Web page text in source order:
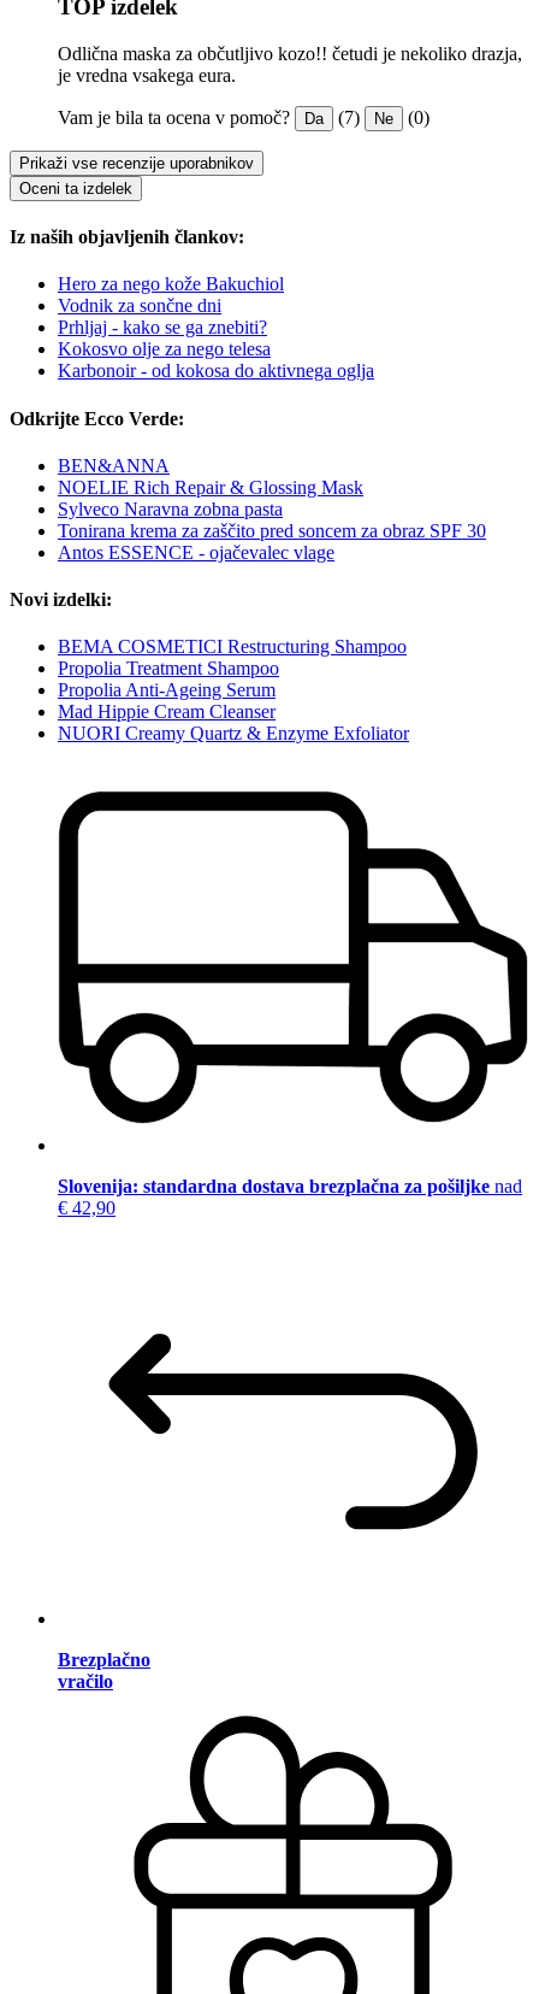
TOP izdelek
Odlična maska za občutljivo kozo!! četudi je nekoliko drazja,
je vredna vsakega eura.
Vam je bila ta ocena v pomoč? Da (7) Ne (0)
Prikaži vse recenzije uporabnikov
Oceni ta izdelek
Iz naših objavljenih člankov:
Hero za nego kože Bakuchiol
Vodnik za sončne dni
Prhljaj - kako se ga znebiti?
Kokosvo olje za nego telesa
Karbonoir - od kokosa do aktivnega oglja
Odkrijte Ecco Verde:
BEN&ANNA
NOELIE Rich Repair & Glossing Mask
Sylveco Naravna zobna pasta
Tonirana krema za zaščito pred soncem za obraz SPF 30
Antos ESSENCE - ojačevalec vlage
Novi izdelki:
BEMA COSMETICI Restructuring Shampoo
Propolia Treatment Shampoo
Propolia Anti-Ageing Serum
Mad Hippie Cream Cleanser
NUORI Creamy Quartz & Enzyme Exfoliator
Slovenija: standardna dostava brezplačna za pošiljke nad
€ 42,90
Brezplačno
vračilo